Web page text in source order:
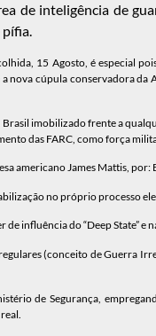
de inteligência de
15 Agosto, é especial
nova cúpula conservadora
imobilizado frente a
das FARC, como força
americano James Mattis,
no próprio processo
influência do “Deep State” e
(conceito de Guerra
de Segurança,